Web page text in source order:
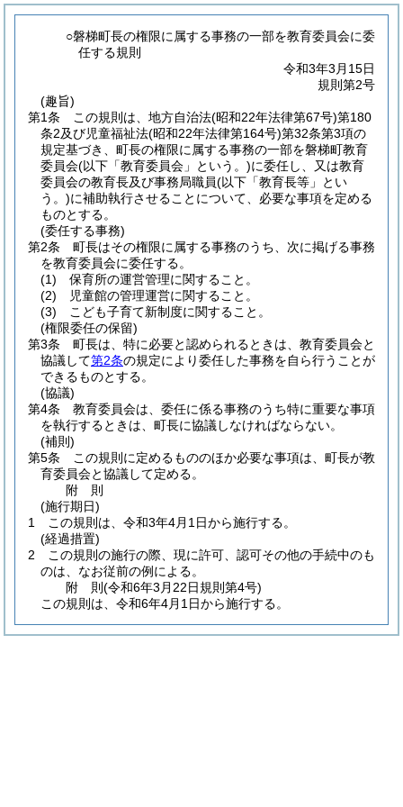
○磐梯町長の権限に属する事務の一部を教育委員会に委
任する規則
令和3年3月15日
規則第2号
(趣旨)
第1条
この規則は、地方自治法(昭和22年法律第67号)第180
条2及び児童福祉法(昭和22年法律第164号)第32条第3項の
規定基づき、町長の権限に属する事務の一部を磐梯町教育
委員会(以下「教育委員会」という。)に委任し、又は教育
委員会の教育長及び事務局職員(以下「教育長等」とい
う。)に補助執行させることについて、必要な事項を定める
ものとする。
(委任する事務)
第2条
町長はその権限に属する事務のうち、次に掲げる事務
を教育委員会に委任する。
(1)
保育所の運営管理に関すること。
(2)
児童館の管理運営に関すること。
(3)
こども子育て新制度に関すること。
(権限委任の保留)
第3条
町長は、特に必要と認められるときは、教育委員会と
協議して第2条の規定により委任した事務を自ら行うことが
できるものとする。
(協議)
第4条
教育委員会は、委任に係る事務のうち特に重要な事項
を執行するときは、町長に協議しなければならない。
(補則)
第5条
この規則に定めるもののほか必要な事項は、町長が教
育委員会と協議して定める。
附 則
(施行期日)
1
この規則は、令和3年4月1日から施行する。
(経過措置)
2
この規則の施行の際、現に許可、認可その他の手続中のも
のは、なお従前の例による。
附 則(令和6年3月22日規則第4号)
この規則は、令和6年4月1日から施行する。